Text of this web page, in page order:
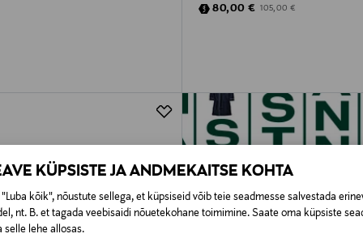
KÜPSISTE JA ANDMEKAITSE KOHTA
"Luba kõik", nõustute sellega, et küpsiseid võib teie seadmesse salvestada
nt. B. et tagada veebisaidi nõuetekohane toimimine. Saate oma küpsiste
selle lehe allosas.
Discounted Price
80,00 € Original Price
105,00 €